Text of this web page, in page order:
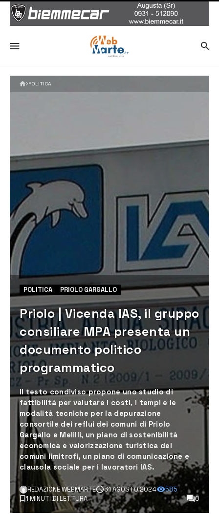
POLITICA
POLITICA PRIOLO GARGALLO
Priolo | Vicenda IAS, il gruppo
consiliare MPA presenta un
documento politico
programmatico
Il testo condiviso propone uno studio di
fattibilità per valutare i costi, i tempi e le
modalità tecniche per la depurazione
consortile dei reflui dei comuni di Priolo
Gargallo e Melilli, un piano di sostenibilità
economica e valorizzazione turistica dei
comuni limitrofi, un piano di comunicazione e
clausola sociale per i lavoratori IAS.
REDAZIONE WEBMARTE 31 AGOSTO 2024
585
1 MINUTI DI LETTURA
0